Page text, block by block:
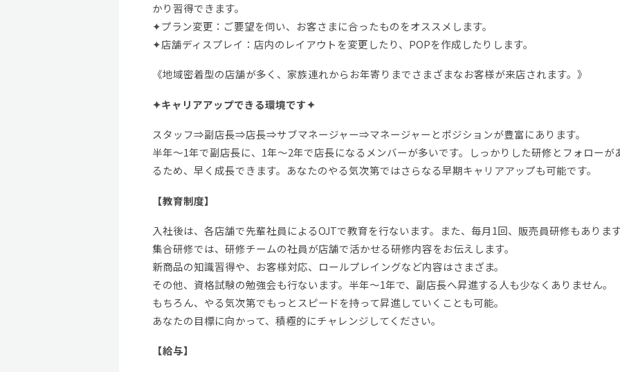
かり習得できます。
✦プラン変更：ご要望を伺い、お客さまに合ったものをオススメします。
✦店舗ディスプレイ：店内のレイアウトを変更したり、POPを作成したりします。
《地域密着型の店舗が多く、家族連れからお年寄りまでさまざまなお客様が来店されます。》
✦キャリアアップできる環境です✦
スタッフ⇒副店長⇒店長⇒サブマネージャー⇒マネージャーとポジションが豊富にあります。
半年～1年で副店長に、1年～2年で店長になるメンバーが多いです。しっかりした研修とフォローが
るため、早く成長できます。あなたのやる気次第ではさらなる早期キャリアアップも可能です。
【教育制度】
入社後は、各店舗で先輩社員によるOJTで教育を行ないます。また、毎月1回、販売員研修もあります
集合研修では、研修チームの社員が店舗で活かせる研修内容をお伝えします。
新商品の知識習得や、お客様対応、ロールプレイングなど内容はさまざま。
その他、資格試験の勉強会も行ないます。半年～1年で、副店長へ昇進する人も少なくありません。
もちろん、やる気次第でもっとスピードを持って昇進していくことも可能。
あなたの目標に向かって、積極的にチャレンジしてください。
【給与】